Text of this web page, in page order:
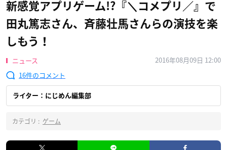
新感覚アプリゲーム!?『＼コメプリ／』で
田丸篤志さん、斉藤壮馬さんらの演技を楽
しもう！
ニュース
2016年08月09日 12:00
16
ライター：にじめん編集部
カテゴリ : ゲーム